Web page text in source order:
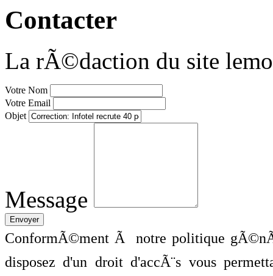
Contacter
La rÃ©daction du site
Votre Nom
Votre Email
Objet
Message
ConformÃ©ment Ã notre politique
disposez d'un droit d'accÃ¨s vous